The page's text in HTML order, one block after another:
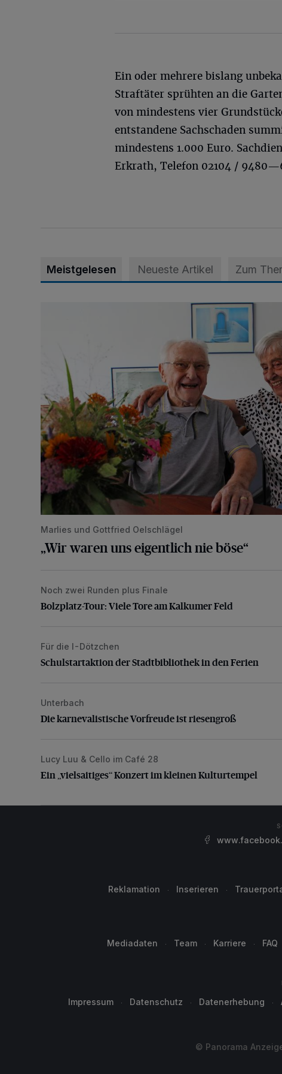
Ein oder mehrere bislang
Straftäter sprühten an die
von mindestens vier
entstandene Sachschaden
mindestens 1.000 Euro.
Erkrath, Telefon 02104 /
Meistgelesen Neueste Artikel Zum
Marlies und Gottfried Oelschlägel
„Wir waren uns eigentlich nie böse“
Bolzplatz-Tour: Viele Tore am Kalkumer Feld
Noch zwei Runden plus Finale
Bolzplatz-Tour: Viele Tore am Kalkumer Feld
Schulstartaktion der Stadtbibliothek in den Ferien
Für die I-Dötzchen
Schulstartaktion der Stadtbibliothek in den Ferien
Die karnevalistische Vorfreude ist riesengroß
Unterbach
Die karnevalistische Vorfreude ist riesengroß
Ein „vielsaitiges“ Konzert im kleinen Kulturtempel
Lucy Luu & Cello im Café 28
Ein „vielsaitiges“ Konzert im kleinen Kulturtempel
Reklamation Inserieren
Mediadaten Team Karriere FAQ
Impressum Datenschutz Datenerhebung
© Panorama